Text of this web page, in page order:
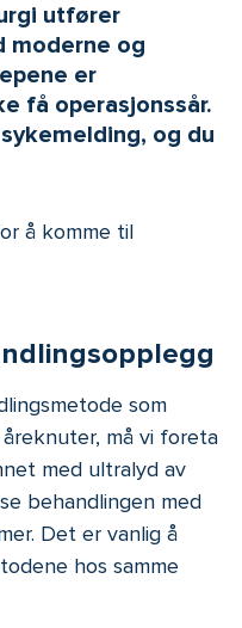
utfører
moderne og
er
få operasjonssår.
og du
å komme til
som
må vi foreta
med ultralyd av
behandlingen med
Det er vanlig å
hos samme